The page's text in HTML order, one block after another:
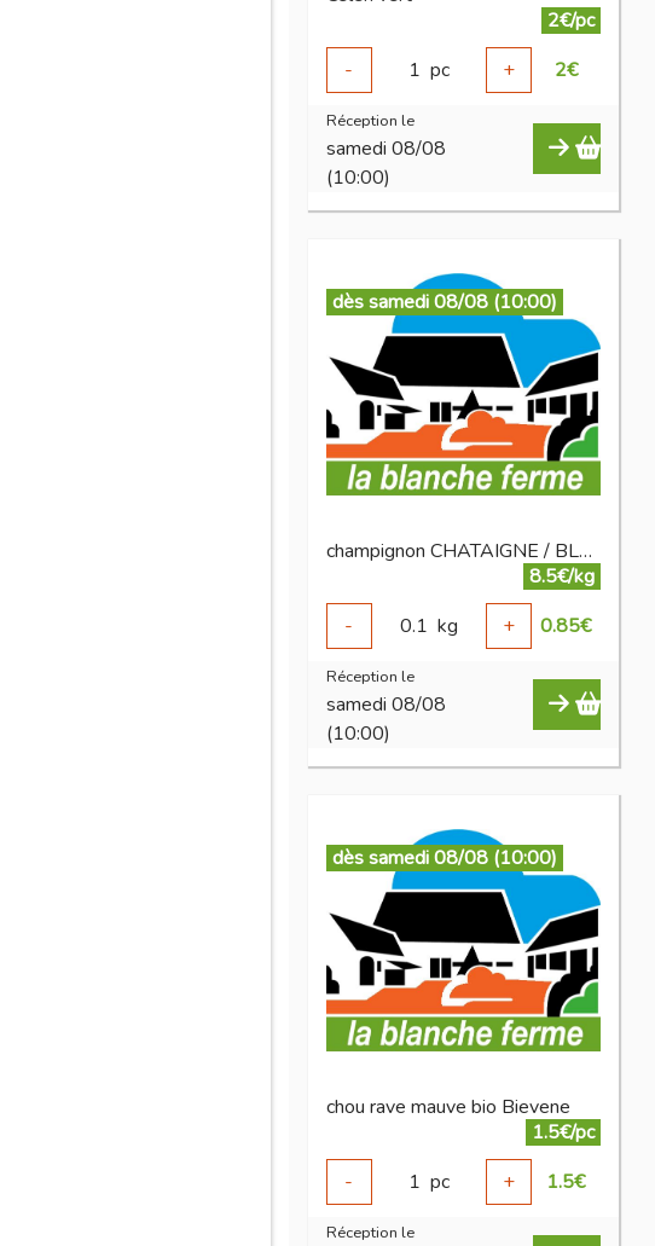
2€/pc
-
1 pc + 2€
Réception le
samedi 08/08
(10:00)
dès samedi 08/08 (10:00)
champignon CHATAIGNE / BLANC BIO
8.5€/kg
-
0.1 kg + 0.85€
Réception le
samedi 08/08
(10:00)
dès samedi 08/08 (10:00)
chou rave mauve bio Bievene
1.5€/pc
-
1 pc + 1.5€
Réception le